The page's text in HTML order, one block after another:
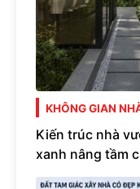
KHÔNG GIAN
Kiến trúc nhà
xanh nâng tầm